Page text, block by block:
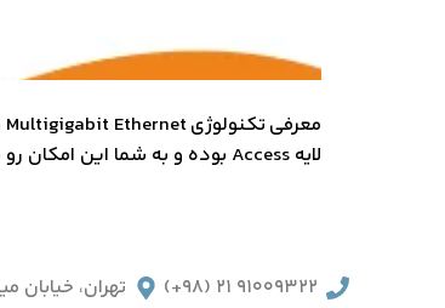
لایه Access بوده و به شما این امکان رو می‌دهد که به راحتی و بدون تغییر در زیرساخت کابل کشی زیرساخت به سرعت های 2.5G و 5G و حتی بیشتر برسید!! همان طوری […]
91009322 21 (98+) تهران، خیابان